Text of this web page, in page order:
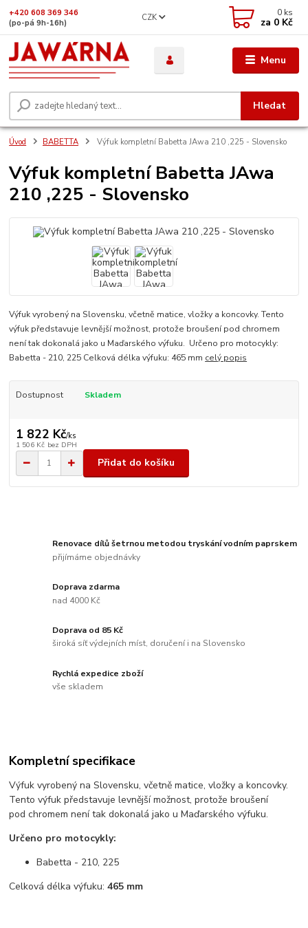
Menu
CZK
Hledat
+420 608 369 346
(po-pá 9h-16h)
0 ks
za 0 Kč
Úvod BABETTA Výfuk kompletní Babetta JAwa 210 ,225 - Slovensko
Výfuk kompletní Babetta JAwa
210 ,225 - Slovensko
Výfuk vyrobený na Slovensku, včetně matice, vložky a koncovky. Tento
výfuk představuje levnější možnost, protože broušení pod chromem
není tak dokonalá jako u Maďarského výfuku. Určeno pro motocykly:
Babetta - 210, 225 Celková délka výfuku: 465 mm celý popis
Dostupnost Skladem
1 822 Kč/ks
1 506 Kč bez DPH
Přidat do košíku
Renovace dílů šetrnou metodou tryskání vodním paprskem
přijímáme objednávky
Doprava zdarma
nad 4000 Kč
Doprava od 85 Kč
široká síť výdejních míst, doručení i na Slovensko
Rychlá expedice zboží
vše skladem
Kompletní specifikace
Výfuk vyrobený na Slovensku, včetně matice, vložky a koncovky.
Tento výfuk představuje levnější možnost, protože broušení
pod chromem není tak dokonalá jako u Maďarského výfuku.
Určeno pro motocykly:
Babetta - 210, 225
Celková délka výfuku:465 mm